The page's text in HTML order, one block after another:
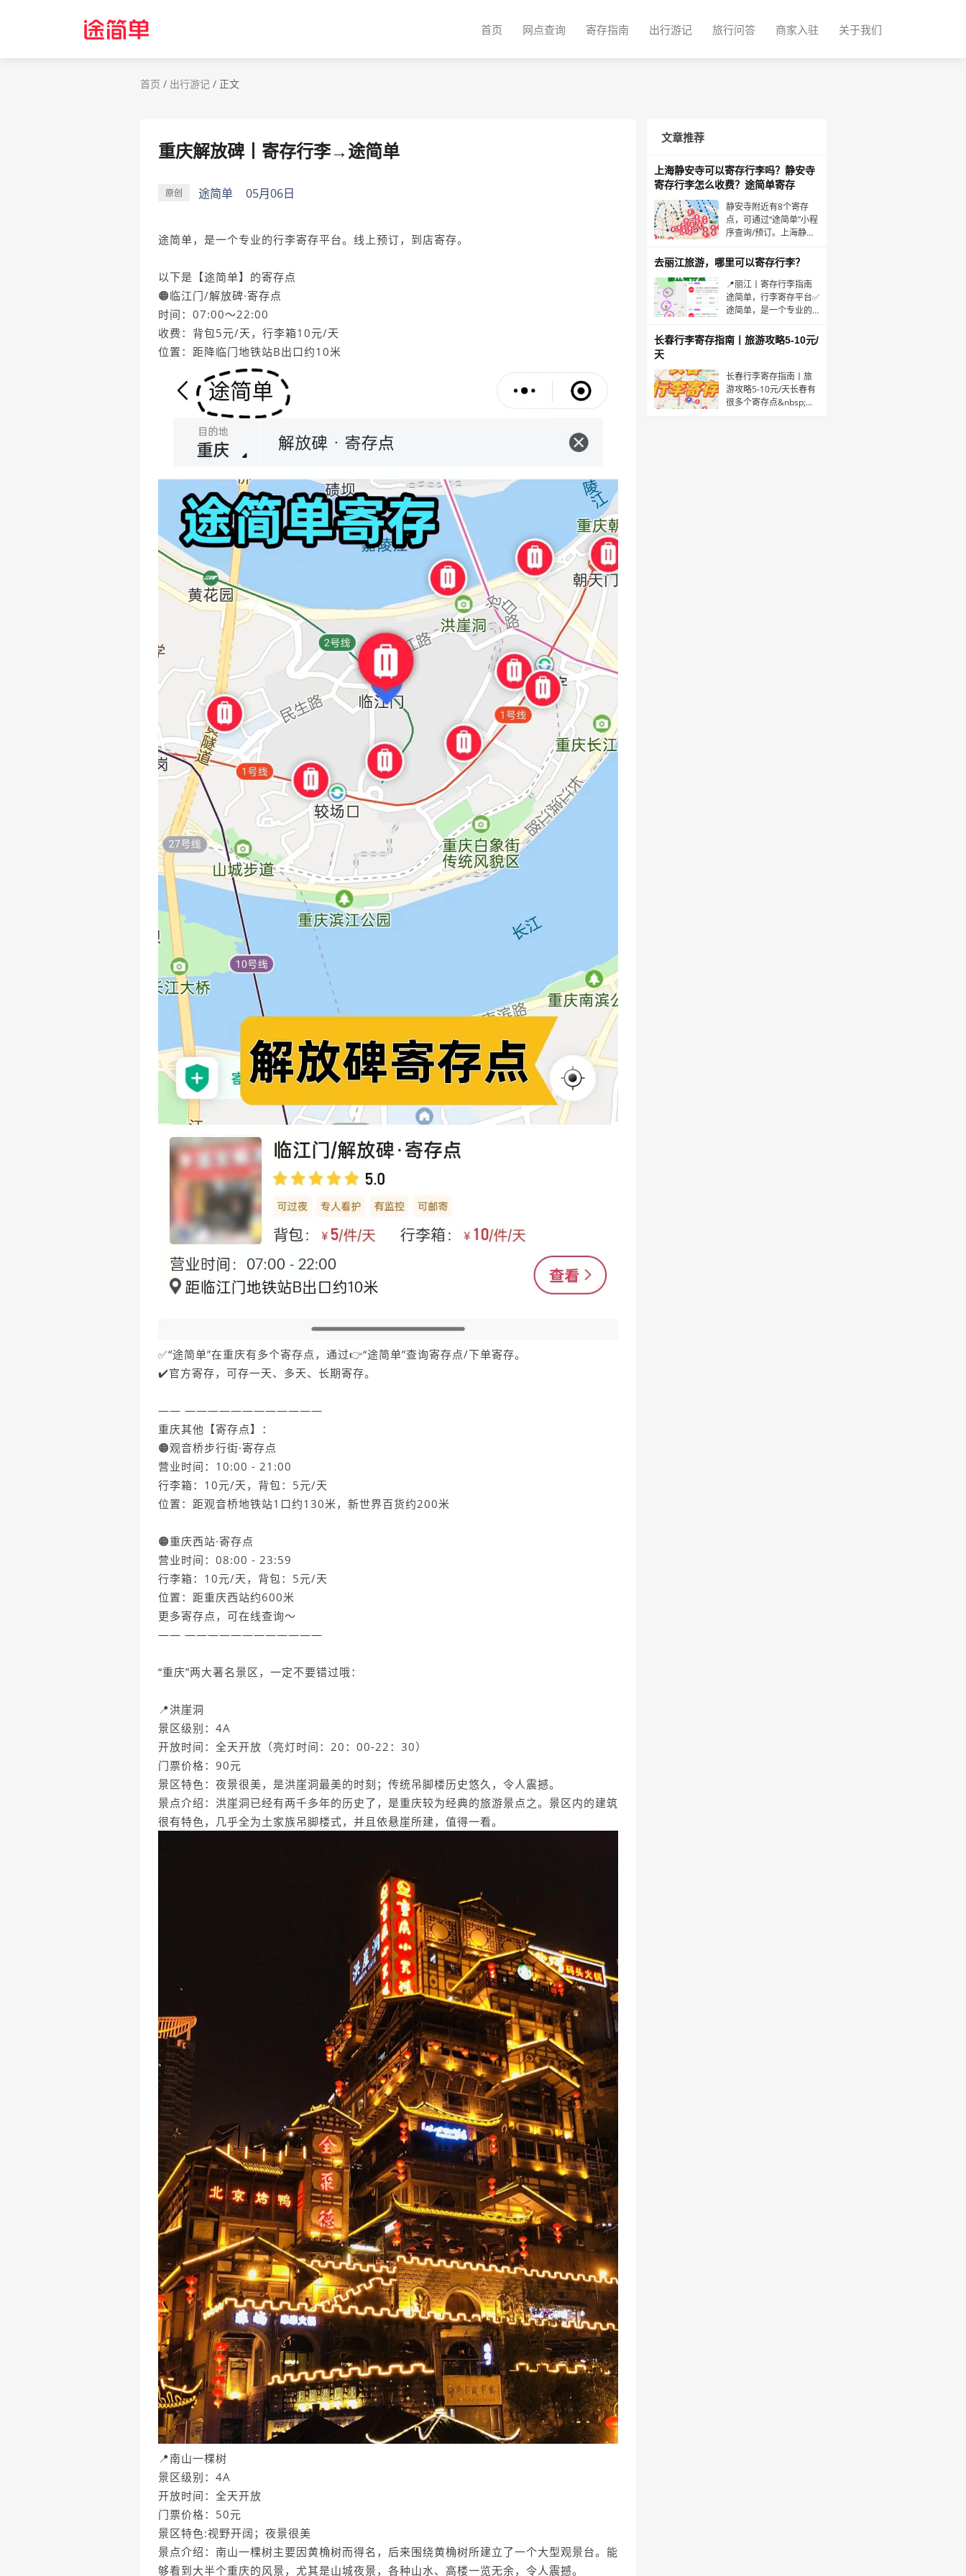
首页 网点查询 寄存指南 出行游记 旅行问答 商家入驻 关于我们
首页 / 出行游记 / 正文
重庆解放碑丨寄存行李→途简单
原创 途简单 05月06日
途简单，是一个专业的行李寄存平台。线上预订，到店寄存。
以下是【途简单】的寄存点
🟠临江门/解放碑·寄存点
时间：07:00～22:00
收费：背包5元/天，行李箱10元/天
位置：距降临门地铁站B出口约10米
✅“途简单”在重庆有多个寄存点，通过👉“途简单”查询寄存点/下单寄存。
✔️官方寄存，可存一天、多天、长期寄存。
—— ————————————
重庆其他【寄存点】：
🟠观音桥步行街·寄存点
营业时间：10:00 - 21:00
行李箱：10元/天，背包：5元/天
位置：距观音桥地铁站1口约130米，新世界百货约200米
🟠重庆西站·寄存点
营业时间：08:00 - 23:59
行李箱：10元/天，背包：5元/天
位置：距重庆西站约600米
更多寄存点，可在线查询～
—— ————————————
“重庆”两大著名景区，一定不要错过哦：
📍洪崖洞
景区级别：4A
开放时间：全天开放（亮灯时间：20：00-22：30）
门票价格：90元
景区特色：夜景很美，是洪崖洞最美的时刻；传统吊脚楼历史悠久，令人震撼。
景点介绍：洪崖洞已经有两千多年的历史了，是重庆较为经典的旅游景点之。景区内的建筑
很有特色，几乎全为土家族吊脚楼式，并且依悬崖所建，值得一看。
📍南山一棵树
景区级别：4A
开放时间：全天开放
门票价格：50元
景区特色:视野开阔；夜景很美
景点介绍：南山一棵树主要因黄桷树而得名，后来围绕黄桷树所建立了一个大型观景台。能
够看到大半个重庆的风景，尤其是山城夜景，各种山水、高楼一览无余，令人震撼。
文章推荐
上海静安寺可以寄存行李吗？静安寺
寄存行李怎么收费？途简单寄存
静安寺附近有8个寄存
点，可通过“途简单”小程
序查询/预订。上海静安
&nbsp;&nbsp;静安寺地
铁站寄存点:收费:行李箱
20元/天，背包10元/天
营业时间:8:00-22:00地
址:距静安寺地铁站1号口
话、
去丽江旅游，哪里可以寄存行李？
📍丽江丨寄存行李指南️
途简单，行李寄存平台✅
途简单，是一个专业的
订，到店寄存。🟠丽江
古城·寄存点时间：08:00
天，行李箱10元/天位
置：距丽江古城E线出入
口约180米（详细地
长春行李寄存指南丨旅游攻略5-10元/
天
长春行李寄存指南丨旅
游攻略5-10元/天长春有
很多个寄存点&nbsp;，